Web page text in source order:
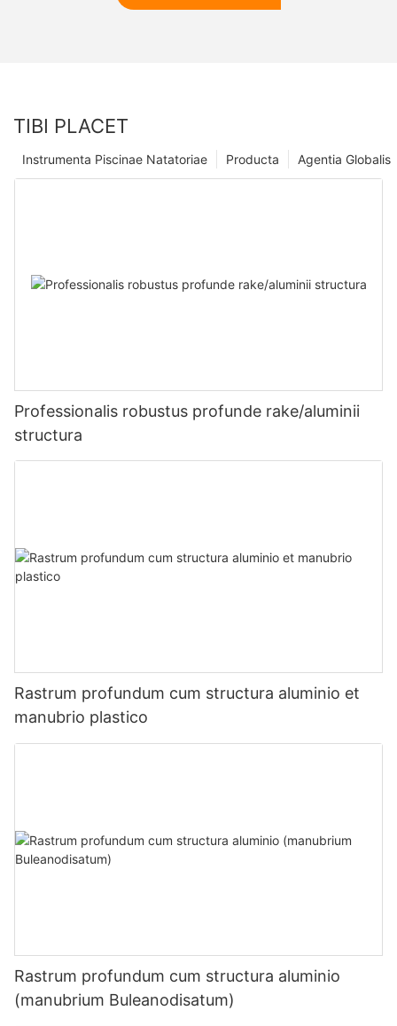
TIBI PLACET
Agentia Globalis
Producta
Instrumenta Piscinae Natatoriae
Professionalis robustus profunde rake/aluminii
structura
Rastrum profundum cum structura aluminio et
manubrio plastico
Rastrum profundum cum structura aluminio
(manubrium Buleanodisatum)